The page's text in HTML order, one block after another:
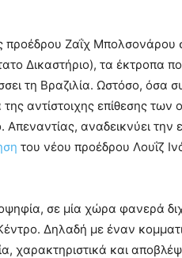
Ζαΐχ Μπολσονάρου
Δικαστήριο), τα έκτροπα
τη Βραζιλία. Ωστόσο, όσα
αντίστοιχης επίθεσης των
αναδεικνύει
του νέου προέδρου Λουΐζ
σε μία χώρα φανερά
Δηλαδή με έναν
χαρακτηριστικά και